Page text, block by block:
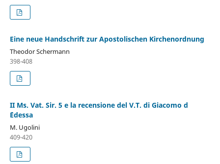
Eine neue Handschrift zur Apostolischen Kirchenordnung
Theodor Schermann
398-408
II Ms. Vat. Sir. 5 e la recensione del V.T. di Giacomo d
´Edessa
M. Ugolini
409-420